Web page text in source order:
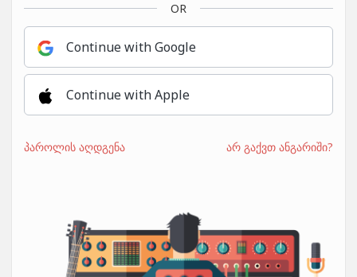
OR
Continue with Google
Continue with Apple
პაროლის აღდგენა არ გაქვთ ანგარიში?